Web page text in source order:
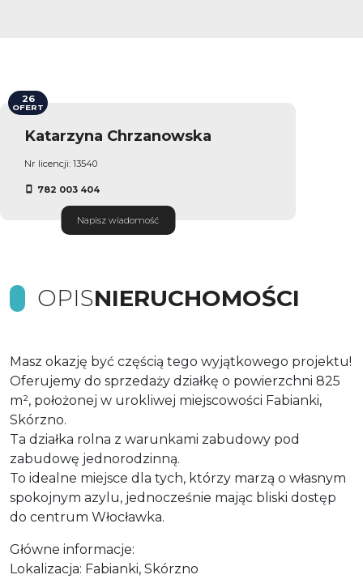
Katarzyna Chrzanowska
Nr licencji: 13540
782 003 404
Napisz wiadomość
26
OFERT
OPISNIERUCHOMOŚCI
Masz okazję być częścią tego wyjątkowego projektu!
Oferujemy do sprzedaży działkę o powierzchni 825
m², położonej w urokliwej miejscowości Fabianki,
Skórzno.
Ta działka rolna z warunkami zabudowy pod
zabudowę jednorodzinną.
To idealne miejsce dla tych, którzy marzą o własnym
spokojnym azylu, jednocześnie mając bliski dostęp
do centrum Włocławka.
Główne informacje:
Lokalizacja: Fabianki, Skórzno